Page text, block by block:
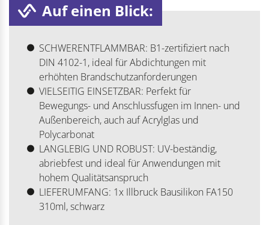
Auf einen Blick:
SCHWERENTFLAMMBAR: B1-zertifiziert nach
DIN 4102-1, ideal für Abdichtungen mit
erhöhten Brandschutzanforderungen
VIELSEITIG EINSETZBAR: Perfekt für
Bewegungs- und Anschlussfugen im Innen- und
Außenbereich, auch auf Acrylglas und
Polycarbonat
LANGLEBIG UND ROBUST: UV-beständig,
abriebfest und ideal für Anwendungen mit
hohem Qualitätsanspruch
LIEFERUMFANG: 1x Illbruck Bausilikon FA150
310ml, schwarz